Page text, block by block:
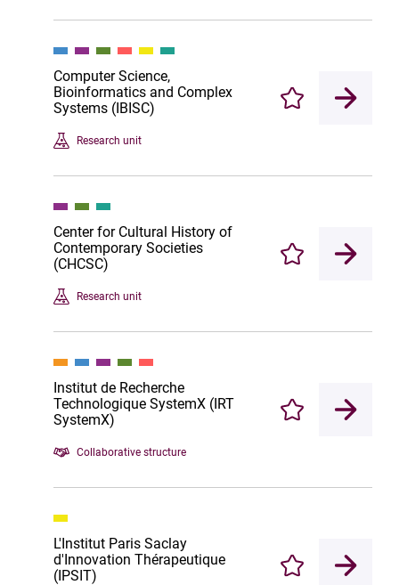
Computer Science,
Bioinformatics and Complex
Systems (IBISC)
Research unit
Enregistrer
Center for Cultural History of
Contemporary Societies
(CHCSC)
Research unit
Enregistrer
Institut de Recherche
Technologique SystemX (IRT
SystemX)
Collaborative structure
Enregistrer
L'Institut Paris Saclay
d'Innovation Thérapeutique
(IPSIT)
Enregistrer